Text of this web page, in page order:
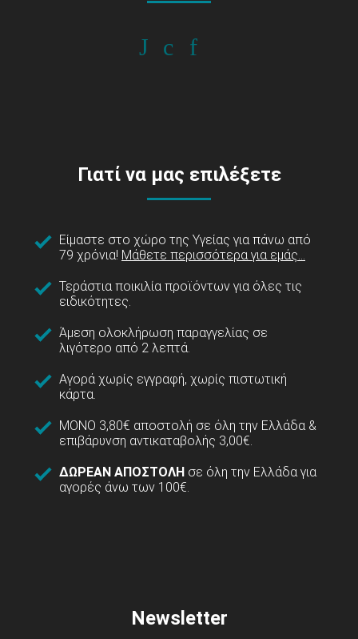
Γιατί να μας επιλέξετε
Είμαστε στο χώρο της Υγείας για πάνω από
79 χρόνια! Μάθετε περισσότερα για εμάς...
Τεράστια ποικιλία προϊόντων για όλες τις
ειδικότητες.
Άμεση ολοκλήρωση παραγγελίας σε
λιγότερο από 2 λεπτά.
Αγορά χωρίς εγγραφή, χωρίς πιστωτική
κάρτα.
ΜΟΝΟ 3,80€ αποστολή σε όλη την Ελλάδα &
επιβάρυνση αντικαταβολής 3,00€.
ΔΩΡΕΑΝ ΑΠΟΣΤΟΛΗ σε όλη την Ελλάδα για
αγορές άνω των 100€.
Newsletter